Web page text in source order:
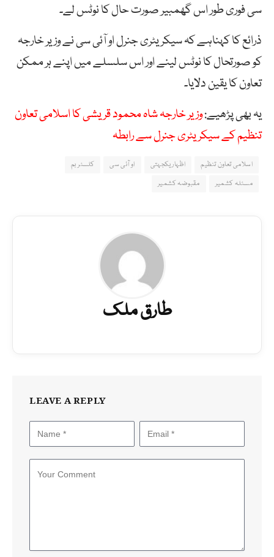
سی فوری طور اس گھمبیر صورت حال کا نوٹس لے۔
ذرائع کا کہناہے کہ سیکریٹری جنرل او آئی سی نے وزیر خارجہ
کو صورتحال کا نوٹس لینے اور اس سلسلے میں اپنے ہر ممکن
تعاون کا یقین دلایا۔
یہ بھی پڑھیے:وزیر خارجہ شاہ محمود قریشی کا اسلامی تعاون
تنظیم کے سیکریٹری جنرل سے رابطہ
اسلامی تعاون تنظیم اظہار یکجہتی او آئی سی
کلسٹر بم
مسئلہ کشمیر
مقبوضہ کشمیر
طارق ملک
LEAVE A REPLY